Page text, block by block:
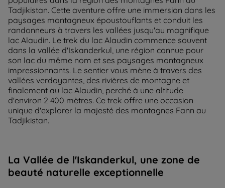
Tadjikistan. Cette aventure offre une immersion dans les
paysages montagneux époustouflants et conduit les
randonneurs à travers les vallées jusqu'au magnifique
lac Alaudin. Le trek du lac Alaudin commence souvent
dans la vallée d'Iskanderkul, une région connue pour
son lac du même nom et ses paysages montagneux
impressionnants. Le sentier vous mène à travers des
vallées verdoyantes, des rivières de montagne et
finalement au lac Alaudin, perché à une altitude
d'environ 2 400 mètres. Ce trek offre une occasion
unique d'explorer la majesté des montagnes Fann au
Tadjikistan.
La Vallée de l'Iskanderkul, une zone de
beauté naturelle exceptionnelle